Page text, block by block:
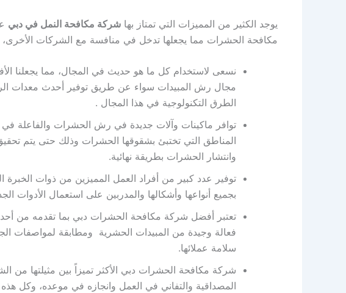
يوجد الكثير من المميزات التي تمتاز بها شركة مكافحة النمل في دبي
مكافحة الحشرات مما يجعلها تدخل في منافسة مع الشركات الأخرى،
نسعى لاستخدام كل ما هو حديث في المجال، مما يجعلنا
مجال رش المبيدات سواء عن طريق توفير أحدث معدات
الطرق التكنولوجية في هذا المجال .
توافر ماكينات وآلات جديدة في رش الحشرات والفاعلة في
المناطق التي تختبئ بشقوقها الحشرات وذلك حتى يتم
وانتشار الحشرات بطريقة نهائية.
توفير عدد كبير من أفراد العمل المميزين من ذوات
بجميع أنواعها وأشكالها والمدربين على استعمال
تعتبر أفضل شركة مكافحة الحشرات دبي بما تقدمه من
فعالة وجيدة من المبيدات الحشرية ومطابقة لمواصفات
سلامة عملائها.
شركة مكافحة الحشرات دبي الأكثر تميزاً بين مثيلتها من
المصداقية والتفاني في العمل وانجازه في موعده، وكل هذه